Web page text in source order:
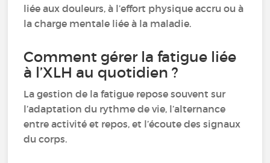
liée aux douleurs, à l’effort physique accru ou à
la charge mentale liée à la maladie.
Comment gérer la fatigue liée
à l’XLH au quotidien ?
La gestion de la fatigue repose souvent sur
l’adaptation du rythme de vie, l’alternance
entre activité et repos, et l’écoute des signaux
du corps.